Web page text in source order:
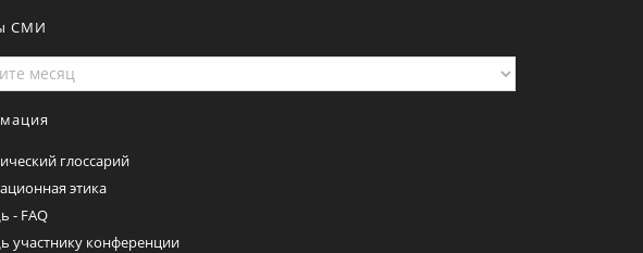
СМИ
глоссарий
этика
- FAQ
участнику конференции